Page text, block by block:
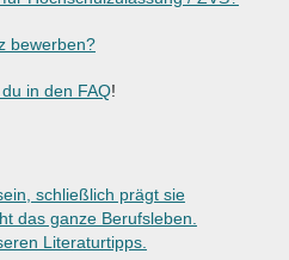
bewerben?
in den FAQ!
schließlich prägt sie
das ganze Berufsleben.
Literaturtipps.